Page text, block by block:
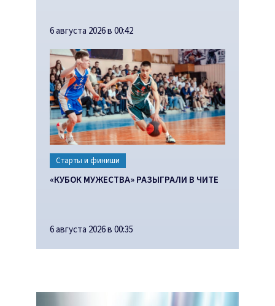
6 августа 2026 в 00:42
Старты и финиши
«КУБОК МУЖЕСТВА» РАЗЫГРАЛИ В ЧИТЕ
6 августа 2026 в 00:35